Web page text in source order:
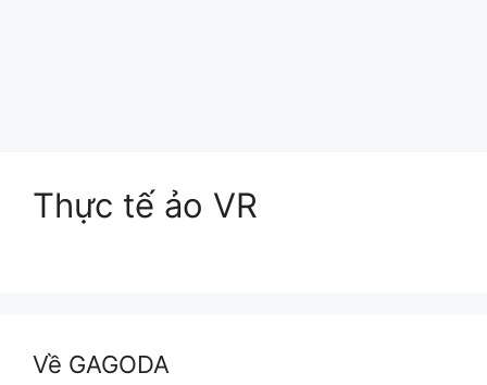
Thực tế ảo VR
Về GAGODA